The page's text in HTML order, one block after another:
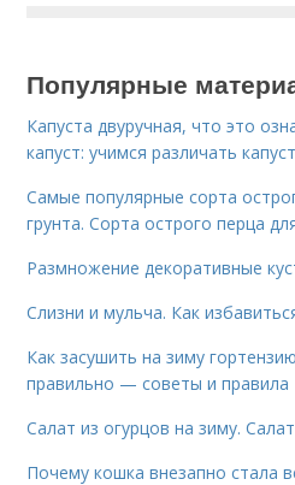
Популярные
Капуста двуручная, что это
капуст: учимся различать
Самые популярные сорта
грунта. Сорта острого перца
Размножение декоративные
Слизни и мульча. Как
Как засушить на зиму
правильно — советы и правила
Салат из огурцов на зиму.
Почему кошка внезапно стала